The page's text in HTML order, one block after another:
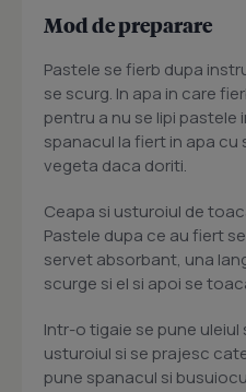
Mod de preparare
Pastele se fierb dupa
se scurg. In apa in care
pentru a nu se lipi pastele
spanacul la fiert in apa cu
vegeta daca doriti.
Ceapa si usturoiul de
Pastele dupa ce au fiert
servet absorbant, una
scurge si el si apoi se
Intr-o tigaie se pune uleiul
usturoiul si se prajesc
pune spanacul si